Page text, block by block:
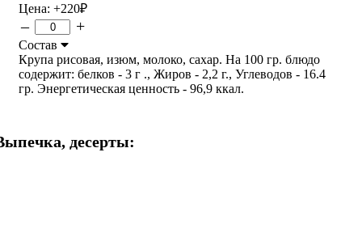
Цена: +220₽
– +
Состав
Крупа рисовая, изюм, молоко, сахар. На 100 гр. блюдо
содержит: белков - 3 г ., Жиров - 2,2 г., Углеводов - 16.4
гр. Энергетическая ценность - 96,9 ккал.
десерты: